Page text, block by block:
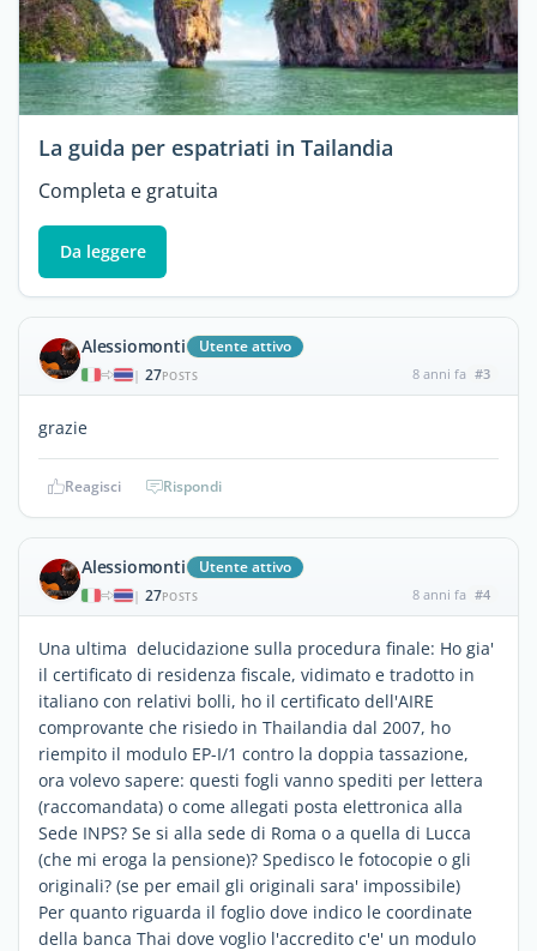
La guida per espatriati in Tailandia
Completa e gratuita
Da leggere
Alessiomonti Utente attivo
| 27POSTS 8 anni fa #3
grazie
Reagisci Rispondi
Alessiomonti Utente attivo
| 27POSTS 8 anni fa #4
Una ultima delucidazione sulla procedura finale: Ho gia'
il certificato di residenza fiscale, vidimato e tradotto in
italiano con relativi bolli, ho il certificato dell'AIRE
comprovante che risiedo in Thailandia dal 2007, ho
riempito il modulo EP-I/1 contro la doppia tassazione,
ora volevo sapere: questi fogli vanno spediti per lettera
(raccomandata) o come allegati posta elettronica alla
Sede INPS? Se si alla sede di Roma o a quella di Lucca
(che mi eroga la pensione)? Spedisco le fotocopie o gli
originali? (se per email gli originali sara' impossibile)
Per quanto riguarda il foglio dove indico le coordinate
della banca Thai dove voglio l'accredito c'e' un modulo